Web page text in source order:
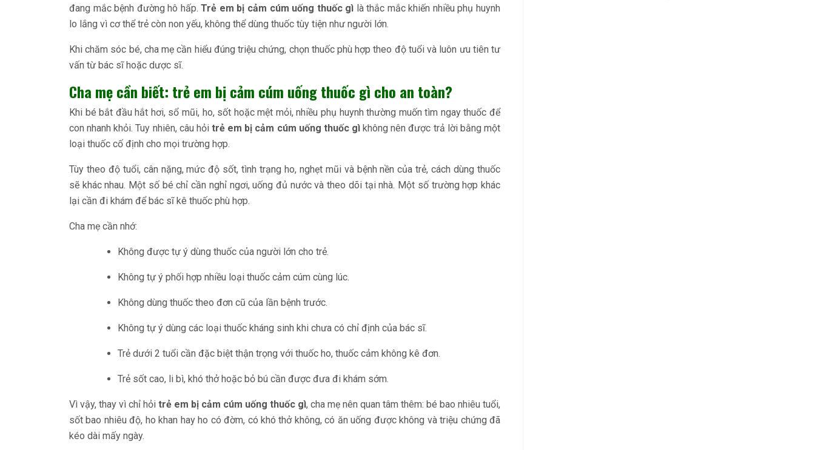
đang mắc bệnh đường hô hấp.Trẻ em bị cảm cúm uống thuốc gì là thắc mắc khiến nhiều phụ huynh
lo lắng vì cơ thể trẻ còn non yếu, không thể dùng thuốc tùy tiện như người lớn.
Khi chăm sóc bé, cha mẹ cần hiểu đúng triệu chứng, chọn thuốc phù hợp theo độ tuổi và luôn ưu tiên tư
vấn từ bác sĩ hoặc dược sĩ.
Cha mẹ cần biết: trẻ em bị cảm cúm uống thuốc gì cho an toàn?
Khi bé bắt đầu hắt hơi, sổ mũi, ho, sốt hoặc mệt mỏi, nhiều phụ huynh thường muốn tìm ngay thuốc để
con nhanh khỏi. Tuy nhiên, câu hỏi trẻ em bị cảm cúm uống thuốc gì không nên được trả lời bằng một
loại thuốc cố định cho mọi trường hợp.
Tùy theo độ tuổi, cân nặng, mức độ sốt, tình trạng ho, nghẹt mũi và bệnh nền của trẻ, cách dùng thuốc
sẽ khác nhau. Một số bé chỉ cần nghỉ ngơi, uống đủ nước và theo dõi tại nhà. Một số trường hợp khác
lại cần đi khám để bác sĩ kê thuốc phù hợp.
Cha mẹ cần nhớ:
Không được tự ý dùng thuốc của người lớn cho trẻ.
Không tự ý phối hợp nhiều loại thuốc cảm cúm cùng lúc.
Không dùng thuốc theo đơn cũ của lần bệnh trước.
Không tự ý dùng các loại thuốc kháng sinh khi chưa có chỉ định của bác sĩ.
Trẻ dưới 2 tuổi cần đặc biệt thận trọng với thuốc ho, thuốc cảm không kê đơn.
Trẻ sốt cao, li bì, khó thở hoặc bỏ bú cần được đưa đi khám sớm.
Vì vậy, thay vì chỉ hỏi trẻ em bị cảm cúm uống thuốc gì, cha mẹ nên quan tâm thêm: bé bao nhiêu tuổi,
sốt bao nhiêu độ, ho khan hay ho có đờm, có khó thở không, có ăn uống được không và triệu chứng đã
kéo dài mấy ngày.